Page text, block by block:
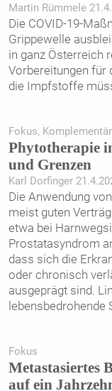
Martin Rümmele
Die COVID-19-
Grippewelle
in ganz Österreich
Vorbereitungen für
die Impfstoffe
Fokus,
Phytotherapie
und Grenzen
Karl Dorfinger
Die Anwendung
meist guten
etwa bei
Prostatasyndrom
dass sich die
oder chronisch
ausgeprägt sind.
lebensbedrohende
Fokus
Metastasiertes
auf ein